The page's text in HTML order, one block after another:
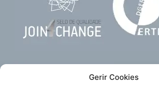
Gerir Cookies